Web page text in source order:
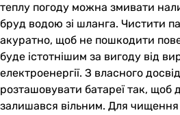
теплу погоду можна змивати
бруд водою зі шланга. Чистити
акуратно, щоб не пошкодити
буде істотнішим за вигоду від
електроенергії. З власного
розташовувати батареї так, щоб
залишався вільним. Для чищення